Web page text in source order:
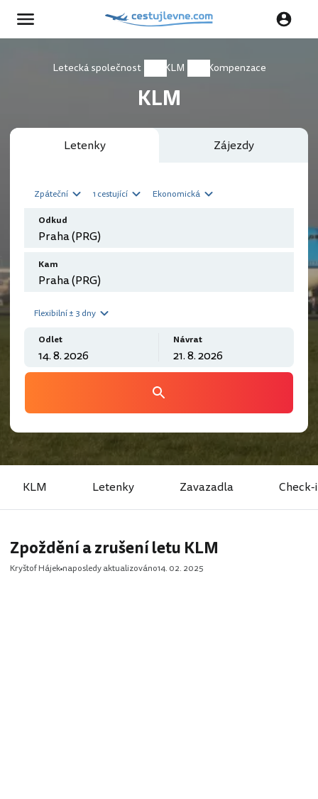
Letecká společnost KLM Kompenzace
KLM
Letenky Zájezdy
Zpáteční 1 cestující Ekonomická
Odkud
Kam
Flexibilní ± 3 dny
Odlet Návrat
KLM Letenky Zavazadla Check-
Zpoždění a zrušení letu KLM
Kryštof Hájek naposledy aktualizováno14. 02. 2025